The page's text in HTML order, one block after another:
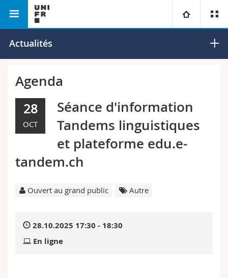
Université
Campus
Recherche
Théologie
Droit
Sciences économiques et sociales et management
Vous êtes
Futurs étudiants
Ressources
Annuaire du personnel
Faculté des lettres et des
Département des sciences
Actualités
Agenda
28
OCT
Séance d'information
Tandems linguistiques
et plateforme edu.e-
tandem.ch
Ouvert au grand public Autre
28.10.2025 17:30 - 18:30
En ligne